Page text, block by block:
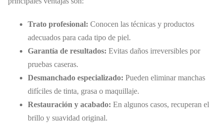
Trato profesional: Conocen las técnicas y productos
adecuados para cada tipo de piel.
Garantía de resultados: Evitas daños irreversibles por
pruebas caseras.
Desmanchado especializado: Pueden eliminar manchas
difíciles de tinta, grasa o maquillaje.
Restauración y acabado: En algunos casos, recuperan el
brillo y suavidad original.